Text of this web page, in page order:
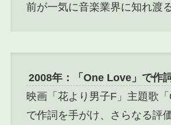
前が一気に音楽業界に知れ渡
2008年：「One Love」で作
映画「花より男子F」主題歌「
で作詞を手がけ、さらなる評